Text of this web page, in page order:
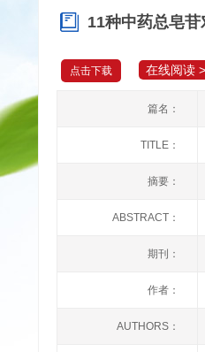
11种中药总皂
在线阅读 >
篇名：
TITLE：
摘要：
ABSTRACT：
期刊：
作者：
AUTHORS：